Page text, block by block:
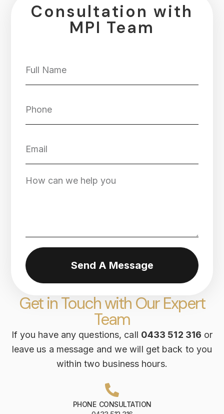
Get in Touch with Our Expert
Team
If you have any questions, call 0433 512 316 or
leave us a message and we will get back to you
within two business hours.
PHONE CONSULTATION
Consultation with
MPI Team
Send A Message